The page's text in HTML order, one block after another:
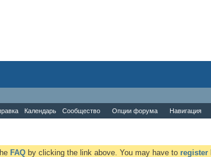
Календарь Сообщество Опции форума Навигация
FAQ by clicking the link above. You may have to register